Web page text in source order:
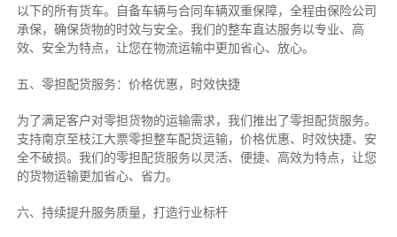
以下的所有货车。自备车辆与合同车辆双重保障，全程由保险公司
承保，确保货物的时效与安全。我们的整车直达服务以专业、高
效、安全为特点，让您在物流运输中更加省心、放心。
五、零担配货服务：价格优惠，时效快捷
为了满足客户对零担货物的运输需求，我们推出了零担配货服务。
支持南京至枝江大票零担整车配货运输，价格优惠、时效快捷、安
全不破损。我们的零担配货服务以灵活、便捷、高效为特点，让您
的货物运输更加省心、省力。
六、持续提升服务质量，打造行业标杆